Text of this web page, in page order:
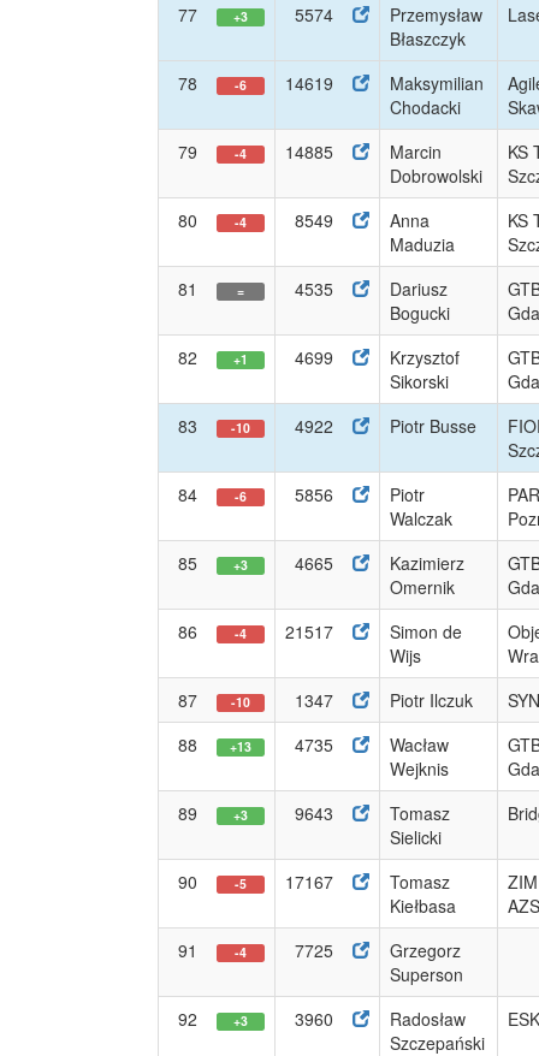
77
+3 5574
Przemysław
Błaszczyk
78 -6 14619
Maksymilian
Chodacki
79
-4 14885
Marcin
Dobrowolski
KS
80
-4 8549
Anna
Maduzia
KS
81
= 4535
Dariusz
Bogucki
82
+1 4699
Krzysztof
Sikorski
83
-10 4922 Piotr Busse
84
-6 5856
Piotr
Walczak
85
+3 4665
Kazimierz
Omernik
86
-4 21517
Simon de
Wijs
87
-10 1347 Piotr Ilczuk
88
+13 4735
Wacław
Wejknis
89
+3 9643
Tomasz
Sielicki
90 -5 17167
Tomasz
Kiełbasa
91
-4 7725
Grzegorz
Superson
92
+3 3960
Radosław
Szczepański